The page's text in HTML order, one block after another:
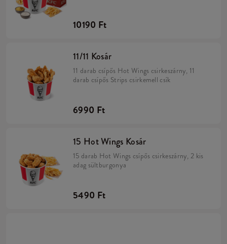
10190 Ft
11/11 Kosár
11 darab csípős Hot Wings csirkeszárny, 11
darab csípős Strips csirkemell csík
6990 Ft
15 Hot Wings Kosár
15 darab Hot Wings csípős csirkeszárny, 2 kis
adag sültburgonya
5490 Ft